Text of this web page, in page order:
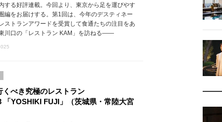
する好評連載。今回より、東京から足を運びやす
編をお届けする。第1回は、今年のデスティネー
ストランアワードを受賞して食通たちの注目をあ
川口の「レストラン KAM」を訪ねる――
くべき究極のレストラン
「YOSHIKI FUJI」（茨城県・常陸大宮